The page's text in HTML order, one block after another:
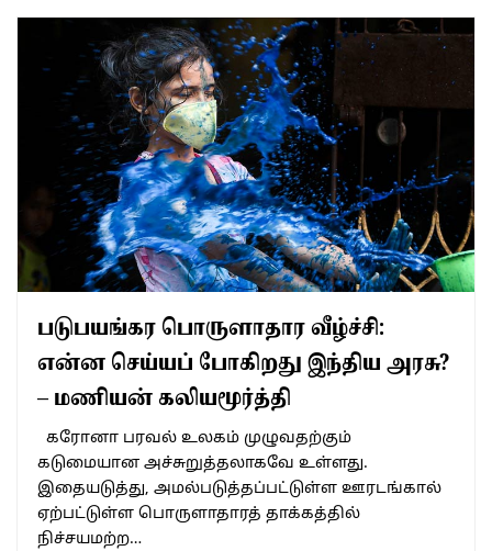
படுபயங்கர பொருளாதார வீழ்ச்சி:
என்ன செய்யப் போகிறது இந்திய அரசு?
– மணியன் கலியமூர்த்தி
கரோனா பரவல் உலகம் முழுவதற்கும்
கடுமையான அச்சுறுத்தலாகவே உள்ளது.
இதையடுத்து, அமல்படுத்தப்பட்டுள்ள ஊரடங்கால்
ஏற்பட்டுள்ள பொருளாதாரத் தாக்கத்தில்
நிச்சயமற்ற…